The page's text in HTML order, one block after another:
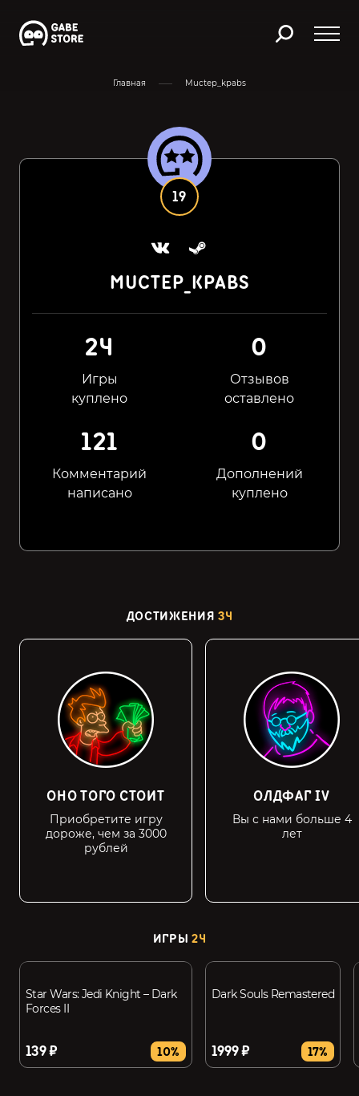
Главная Muctep_kpabs
19
MUCTEP_KPABS
24
Игры
куплено
0
Отзывов
оставлено
121
Комментарий
написано
0
Дополнений
куплено
ДОСТИЖЕНИЯ 34
ОНО ТОГО СТОИТ
Приобретите игру
дороже, чем за 3000
рублей
ОЛДФАГ IV
Вы с нами больше 4
лет
ИГРЫ 24
Star Wars: Jedi Knight – Dark
Forces II
139 ₽ 10%
Dark Souls Remastered
1999 ₽ 17%